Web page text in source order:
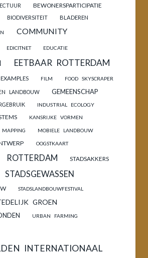
BEWONERSPARTICIPATIE
BIODIVERSITEIT BLADEREN
COMMUNITY
EDICITNET EDUCATIE
EETBAAR ROTTERDAM
EXAMPLES FILM FOOD SKYSCRAPER
LANDBOUW GEMEENSCHAP
INDUSTRIAL ECOLOGY
KANSRIJKE VORMEN
MAPPING MOBIELE LANDBOUW
OOGSTKAART
ROTTERDAM STADSAKKERS
STADSGEWASSEN
STADSLANDBOUWFESTIVAL
GROEN
URBAN FARMING
INTERNATIONAAL